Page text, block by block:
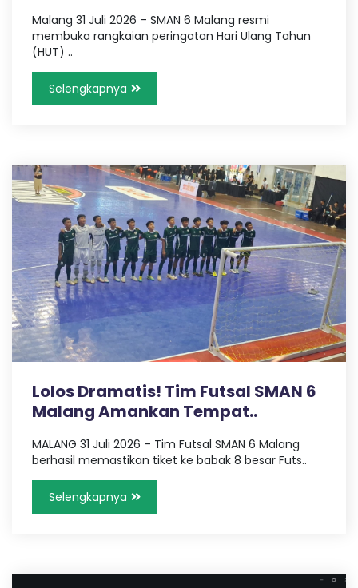
Malang 31 Juli 2026 – SMAN 6 Malang resmi
membuka rangkaian peringatan Hari Ulang Tahun
(HUT) ..
Selengkapnya
Lolos Dramatis! Tim Futsal SMAN 6
Malang Amankan Tempat..
MALANG 31 Juli 2026 – Tim Futsal SMAN 6 Malang
berhasil memastikan tiket ke babak 8 besar Futs..
Selengkapnya